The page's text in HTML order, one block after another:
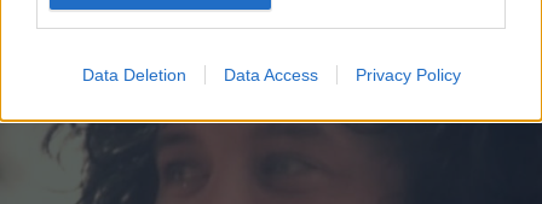
Data Deletion Data Access Privacy Policy